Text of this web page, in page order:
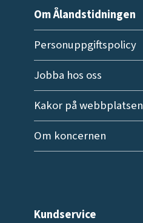
Om Ålandstidningen
Personuppgiftspolicy
Jobba hos oss
Kakor på webbplatsen
Om koncernen
Kundservice